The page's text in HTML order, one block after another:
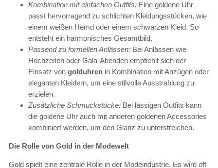
Kombination mit einfachen Outfits: Eine goldene Uhr
passt hervorragend zu schlichten Kleidungsstücken, wie
einem weißen Hemd oder einem schwarzen Kleid. So
entsteht ein harmonisches Gesamtbild.
Passend zu formellen Anlässen: Bei Anlässen wie
Hochzeiten oder Gala-Abenden empfiehlt sich der
Einsatz von golduhren in Kombination mit Anzügen oder
eleganten Kleidern, um eine stilvolle Ausstrahlung zu
erzielen.
Zusätzliche Schmuckstücke: Bei lässigen Outfits kann
die goldene Uhr auch mit anderen goldenen Accessories
kombiniert werden, um den Glanz zu unterstreichen.
Die Rolle von Gold in der Modewelt
Gold spielt eine zentrale Rolle in der Modeindustrie. Es wird oft